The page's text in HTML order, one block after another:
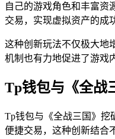
自己的游戏角色和丰富资
交易，实现虚拟资产的成
这种创新玩法不仅极大地
机制也有力地促进了游戏
Tp钱包与《全战
Tp钱包与《全战三国》挖
便捷交易，这种创新结合